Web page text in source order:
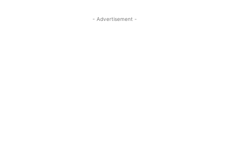
- Advertisement -